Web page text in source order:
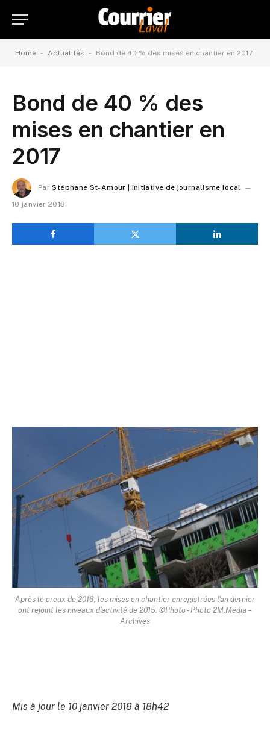
Home - Actualités - Bond de 40 % des mises en chantier en 2017
Bond de 40 % des
mises en chantier en
2017
Par Stéphane St-Amour | Initiative de journalisme local
10 janvier 2018
Après le creux de 2016, les mises en chantier enregistrées l'an dernier
ont rejoint les niveaux d'activité de 2015. ©Photo - Photo 2M.Media –
Archives
Mis à jour le 10 janvier 2018 à 18h42